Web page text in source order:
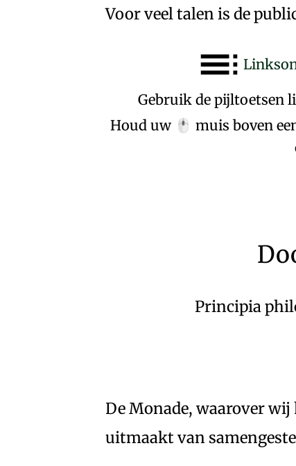
Voor veel talen is de
Gebruik de pijltoetsen
Houd uw 🖱️ muis boven
Principia
DeMonade, waarover wij
uitmaakt van